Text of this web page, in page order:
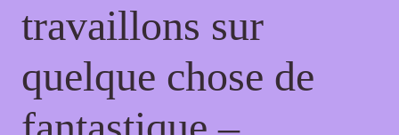
travaillons sur
quelque chose de